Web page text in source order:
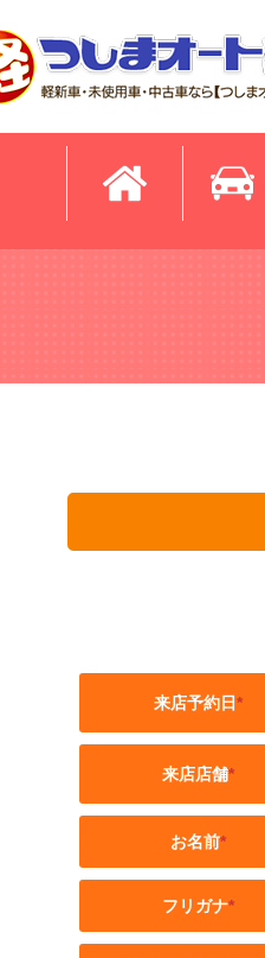
来店予約日*
来店店舗*
お名前*
フリガナ*